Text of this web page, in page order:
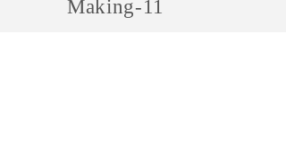
Making-11